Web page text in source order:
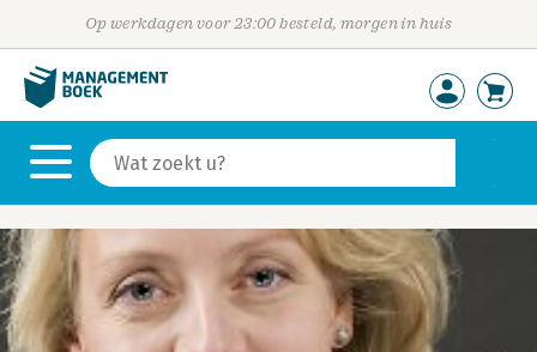
Op werkdagen voor 23:00 besteld, morgen in huis